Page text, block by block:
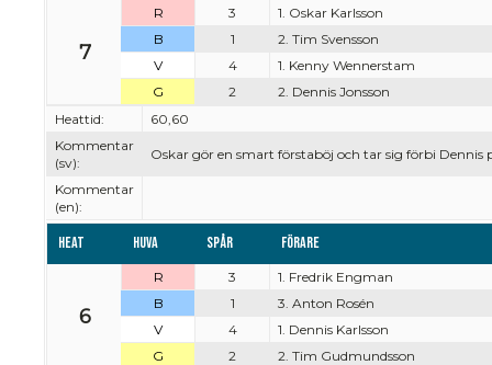
7
R 3
1. Oskar Karlsson
B
1
2. Tim Svensson
V
4
1. Kenny Wennerstam
G
2
2. Dennis Jonsson
Heattid:
60,60
Kommentar
(sv):
Oskar gör en smart förstaböj och tar sig förbi Dennis
Kommentar
(en):
Heat Huva Spår Förare
6
R 3
1. Fredrik Engman
B
1
3. Anton Rosén
V
4
1. Dennis Karlsson
G
2
2. Tim Gudmundsson